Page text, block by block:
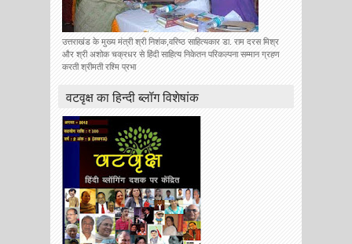
उत्तराखंड के मुख्य मंत्री श्री निशंक,वरिष्ठ साहित्यकार डा. राम दरस मिश्र
और श्री अशोक चक्रधर से हिंदी साहित्य निकेतन परिकल्पना सम्मान ग्रहण
करती श्रीमती रश्मि प्रभा
वटवृक्ष का हिन्दी ब्लॉग विशेषांक